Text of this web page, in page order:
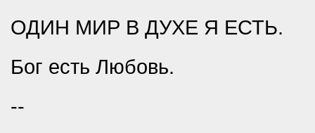
ОДИН МИР В ДУХЕ Я ЕСТЬ.
Бог есть Любовь.
--